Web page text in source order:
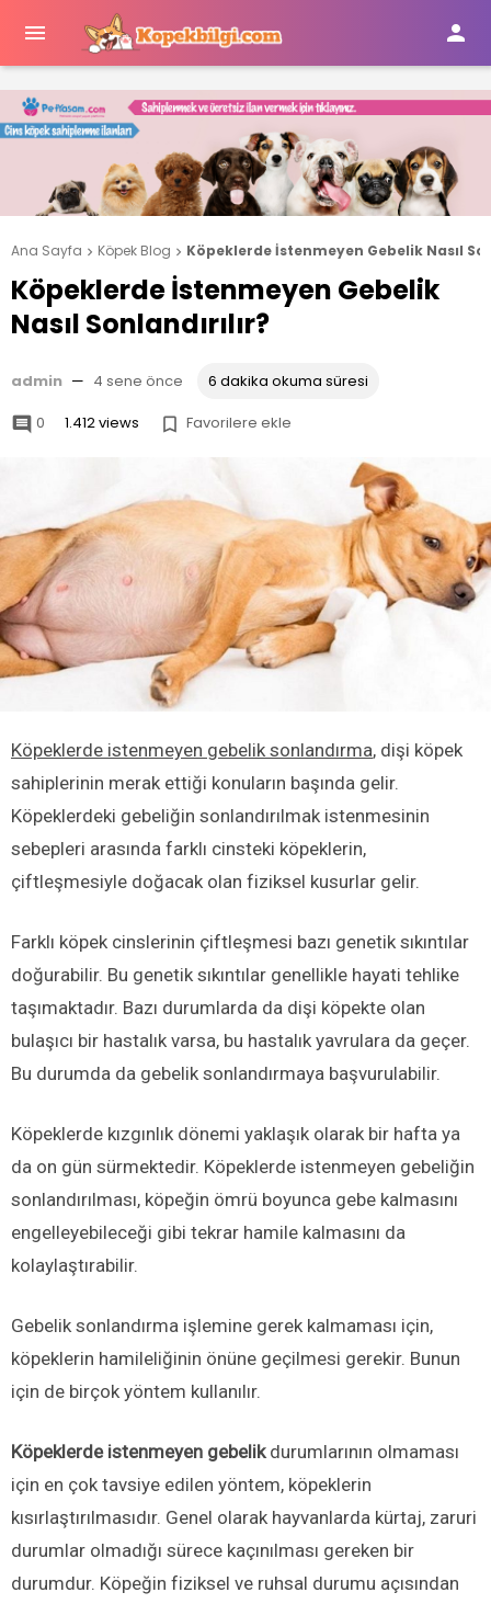
 
Ana Sayfa  Köpek Blog  Köpeklerde İstenmeyen Gebelik Nasıl
Köpeklerde İstenmeyen Gebelik
Nasıl Sonlandırılır?
admin — 4 sene önce 6 dakika okuma süresi
 0 1.412 views  Favorilere ekle
Köpeklerde istenmeyen gebelik sonlandırma, dişi köpek
sahiplerinin merak ettiği konuların başında gelir.
Köpeklerdeki gebeliğin sonlandırılmak istenmesinin
sebepleri arasında farklı cinsteki köpeklerin,
çiftleşmesiyle doğacak olan fiziksel kusurlar gelir.
Farklı köpek cinslerinin çiftleşmesi bazı genetik sıkıntılar
doğurabilir. Bu genetik sıkıntılar genellikle hayati tehlike
taşımaktadır. Bazı durumlarda da dişi köpekte olan
bulaşıcı bir hastalık varsa, bu hastalık yavrulara da geçer.
Bu durumda da gebelik sonlandırmaya başvurulabilir.
Köpeklerde kızgınlık dönemi yaklaşık olarak bir hafta ya
da on gün sürmektedir. Köpeklerde istenmeyen gebeliğin
sonlandırılması, köpeğin ömrü boyunca gebe kalmasını
engelleyebileceği gibi tekrar hamile kalmasını da
kolaylaştırabilir.
Gebelik sonlandırma işlemine gerek kalmaması için,
köpeklerin hamileliğinin önüne geçilmesi gerekir. Bunun
için de birçok yöntem kullanılır.
Köpeklerde istenmeyen gebelikdurumlarının olmaması
için en çok tavsiye edilen yöntem, köpeklerin
kısırlaştırılmasıdır. Genel olarak hayvanlarda kürtaj, zaruri
durumlar olmadığı sürece kaçınılması gereken bir
durumdur. Köpeğin fiziksel ve ruhsal durumu açısından